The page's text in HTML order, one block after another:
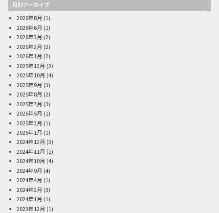
月別アーカイブ
2026年8月 (1)
2026年6月 (1)
2026年3月 (2)
2026年2月 (2)
2026年1月 (2)
2025年12月 (2)
2025年10月 (4)
2025年9月 (3)
2025年8月 (2)
2025年7月 (3)
2025年5月 (1)
2025年2月 (1)
2025年1月 (1)
2024年12月 (3)
2024年11月 (1)
2024年10月 (4)
2024年9月 (4)
2024年4月 (1)
2024年2月 (3)
2024年1月 (1)
2023年12月 (1)